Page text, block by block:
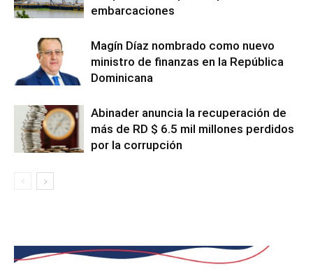
embarcaciones
Magín Díaz nombrado como nuevo
ministro de finanzas en la República
Dominicana
Abinader anuncia la recuperación de
más de RD $ 6.5 mil millones perdidos
por la corrupción